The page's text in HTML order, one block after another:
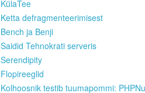
KülaTee
Ketta defragmenteerimisest
Bench ja Benji
Saidid Tehnokrati serveris
Serendipity
Flopireeglid
Kolhoosnik testib tuumapommi: